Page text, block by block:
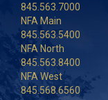
845.563.7000
NFA Main
845.563.5400
NFA North
845.563.8400
NFA West
845.568.6560